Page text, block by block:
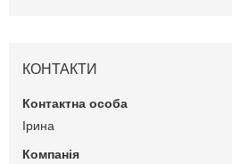
КОНТАКТИ
Ірина